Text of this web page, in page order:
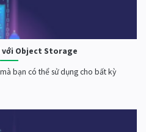
với Object Storage
bạn có thể sử dụng cho bất kỳ